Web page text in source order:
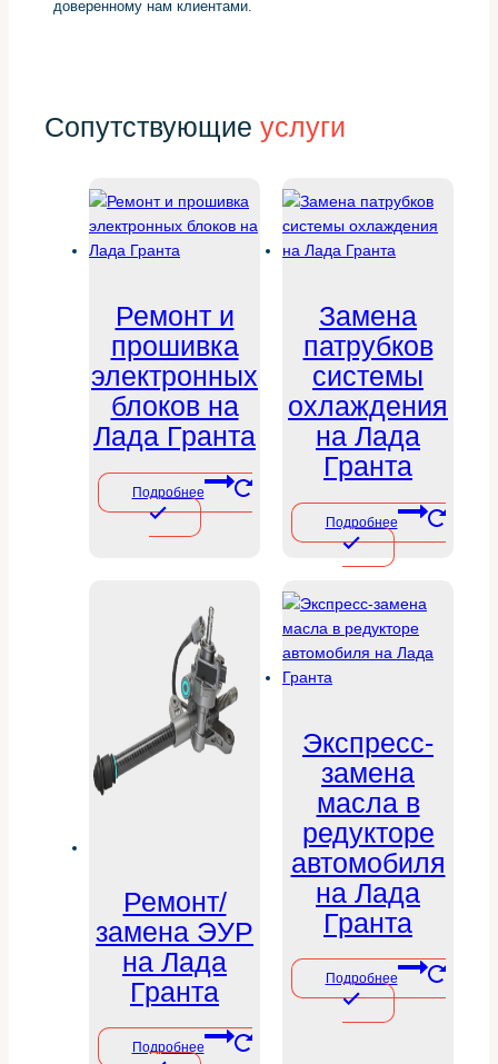
доверенному нам клиентами.
Сопутствующие услуги
Ремонт и
прошивка
электронных
блоков на
Лада Гранта
Подробнее
Замена
патрубков
системы
охлаждения
на Лада
Гранта
Подробнее
Ремонт/
замена ЭУР
на Лада
Гранта
Подробнее
Экспресс-
замена
масла в
редукторе
автомобиля
на Лада
Гранта
Подробнее